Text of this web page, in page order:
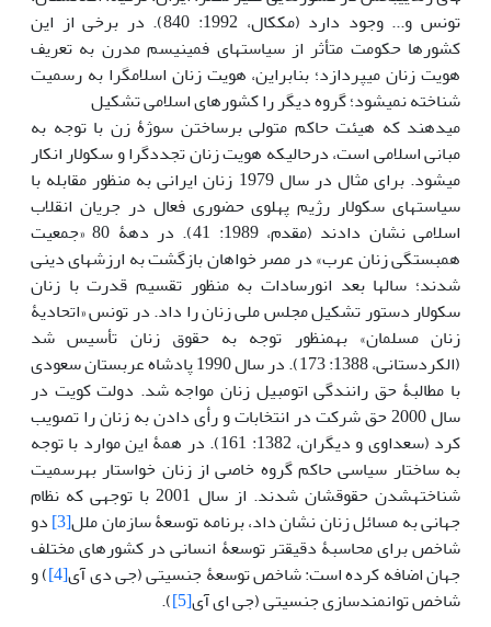
تونس و... ­وجود دارد (مک‏کال، 1992: 840). در برخی از این
کشورها حکومت متأثر از سیاست­های فمینیسم مدرن به تعریف
هویت زنان می­پردازد؛ بنابراین، هویت زنان اسلام­گرا به­ رسمیت
شناخته نمی­شود؛ گروه دیگر را کشورهای اسلامی تشکیل
می­دهند که هیئت حاکم متولی برساختن سوژۀ زن با توجه به
مبانی اسلامی است، درحالی­که هویت زنان تجددگرا و سکولار انکار
می­شود. برای مثال در سال 1979 زنان ایرانی به منظور مقابله با
سیاست­های سکولار رژیم پهلوی حضوری فعال در جریان انقلاب
اسلامی نشان دادند (مقدم، 1989: 41). در دهۀ 80 «جمعیت
همبستگی زنان عرب» در مصر خواهان بازگشت به ارزش­های دینی
شدند؛ سال­ها بعد انورسادات به منظور تقسیم قدرت با زنان
سکولار دستور تشکیل مجلس ملی زنان را داد. در تونس «اتحادیۀ
زنان مسلمان» به­منظور توجه به حقوق زنان تأسیس شد
(الکردستانی، 1388: 173). در سال 1990 پادشاه عربستان سعودی
با مطالبۀ حق رانندگی اتومبیل زنان مواجه شد. دولت کویت در
سال 2000 حق شرکت در انتخابات و رأی دادن به زنان را تصویب
کرد (سعداوی و دیگران، 1382: 161). در همۀ این موارد با توجه
به ساختار سیاسی حاکم گروه خاصی از زنان خواستار به­رسمیت
شناخته‏شدن حقوقشان شدند. از سال 2001 با توجهی که نظام
جهانی به مسائل زنان نشان داد، برنامه توسعۀ سازمان ملل[3] دو
شاخص برای محاسبۀ دقیق­تر توسعۀ انسانی در کشورهای مختلف
جهان اضافه کرده است: شاخص توسعۀ جنسیتی (جی دی آی[4] ) و
شاخص توانمندسازی جنسیتی (جی ای آی[5]
).